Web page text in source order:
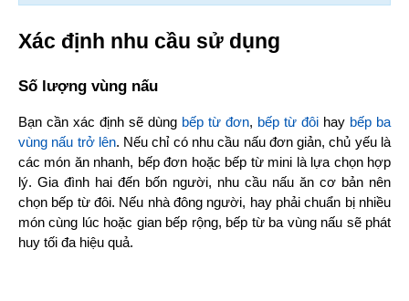
Xác định nhu cầu sử dụng
Số lượng vùng nấu
Bạn cần xác định sẽ dùng bếp từ đơn, bếp từ đôi hay bếp ba
vùng nấu trở lên. Nếu chỉ có nhu cầu nấu đơn giản, chủ yếu là
các món ăn nhanh, bếp đơn hoặc bếp từ mini là lựa chọn hợp
lý. Gia đình hai đến bốn người, nhu cầu nấu ăn cơ bản nên
chọn bếp từ đôi. Nếu nhà đông người, hay phải chuẩn bị nhiều
món cùng lúc hoặc gian bếp rộng, bếp từ ba vùng nấu sẽ phát
huy tối đa hiệu quả.